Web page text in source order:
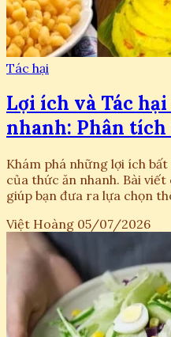
Tác hại
Lợi ích và Tác
nhanh: Phân
Khám phá những lợi ích
của thức ăn nhanh. Bài
giúp bạn đưa ra lựa chọn
Việt Hoàng 05/07/2026